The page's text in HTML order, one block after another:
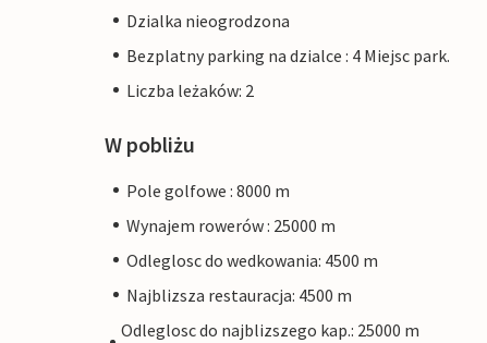
Dzialka nieogrodzona
Bezplatny parking na dzialce : 4 Miejsc park.
Liczba leżaków: 2
W pobliżu
Pole golfowe : 8000 m
Wynajem rowerów : 25000 m
Odleglosc do wedkowania: 4500 m
Najblizsza restauracja: 4500 m
Odleglosc do najblizszego kap.: 25000 m